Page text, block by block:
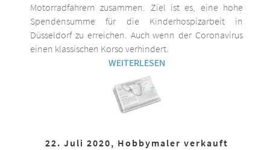
Motorradfahrern zusammen. Ziel ist es, eine hohe
Spendensumme für die Kinderhospizarbeit in
Düsseldorf zu erreichen. Auch wenn der Coronavirus
einen klassischen Korso verhindert.
WEITERLESEN
22. Juli 2020, Hobbymaler verkauft